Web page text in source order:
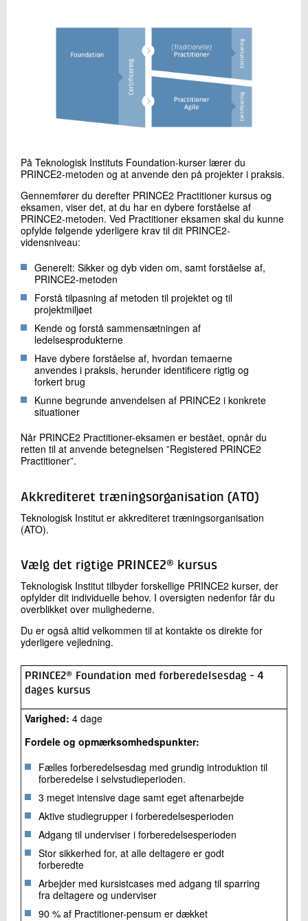
På Teknologisk Instituts Foundation-kurser lærer du
PRINCE2-metoden og at anvende den på projekter i praksis.
Gennemfører du derefter PRINCE2 Practitioner kursus og
eksamen, viser det, at du har en dybere forståelse af
PRINCE2-metoden. Ved Practitioner eksamen skal du kunne
opfylde følgende yderligere krav til dit PRINCE2-
vidensniveau:
Generelt: Sikker og dyb viden om, samt forståelse af,
PRINCE2-metoden
Forstå tilpasning af metoden til projektet og til
projektmiljøet
Kende og forstå sammensætningen af
ledelsesprodukterne
Have dybere forståelse af, hvordan temaerne
anvendes i praksis, herunder identificere rigtig og
forkert brug
Kunne begrunde anvendelsen af PRINCE2 i konkrete
situationer
Når PRINCE2 Practitioner-eksamen er bestået, opnår du
retten til at anvende betegnelsen ”Registered PRINCE2
Practitioner”.
Akkrediteret træningsorganisation (ATO)
Teknologisk Institut er akkrediteret træningsorganisation
(ATO).
Vælg det rigtige PRINCE2® kursus
Teknologisk Institut tilbyder forskellige PRINCE2 kurser, der
opfylder dit individuelle behov. I oversigten nedenfor får du
overblikket over mulighederne.
Du er også altid velkommen til at kontakte os direkte for
yderligere vejledning.
PRINCE2® Foundation med forberedelsesdag - 4
dages kursus
Varighed: 4 dage
Fordele og opmærksomhedspunkter:
Fælles forberedelsesdag med grundig introduktion til
forberedelse i selvstudieperioden.
3 meget intensive dage samt eget aftenarbejde
Aktive studiegrupper i forberedelsesperioden
Adgang til underviser i forberedelsesperioden
Stor sikkerhed for, at alle deltagere er godt
forberedte
Arbejder med kursistcases med adgang til sparring
fra deltagere og underviser
90 % af Practitioner-pensum er dækket